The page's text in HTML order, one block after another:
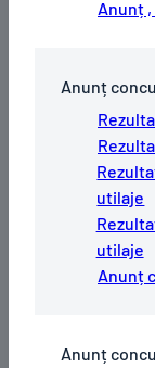
Anunț
Anunț
Anunț
utilaje
utilaje
Anunț